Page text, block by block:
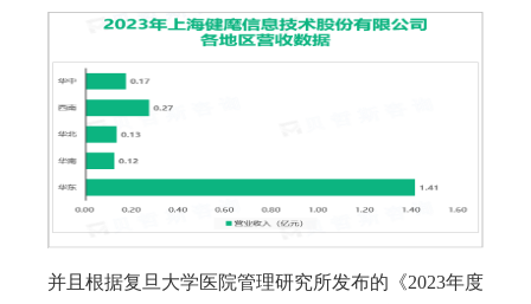
并且根据复旦大学医院管理研究所发布的《2023年度